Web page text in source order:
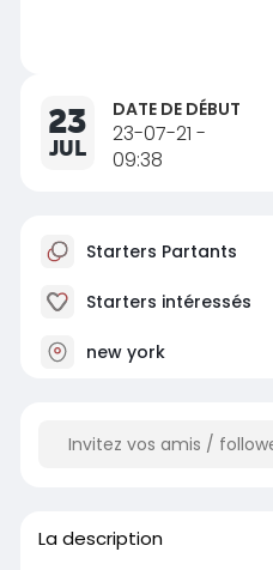
23
JUL
DATE DE DÉBUT
23-07-21 -
09:38
Starters Partants
Starters intéressés
new york
La description